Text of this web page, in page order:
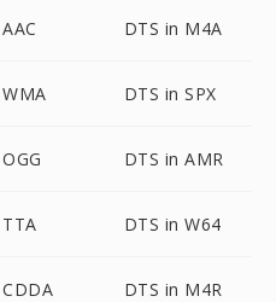
DTS in M4A
DTS in SPX
DTS in AMR
DTS in W64
DTS in M4R